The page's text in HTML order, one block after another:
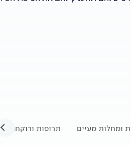
ומחלות מעיים תרופות ורוקחות